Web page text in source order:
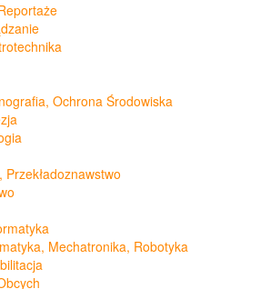
Ochrona Środowiska
Mechatronika, Robotyka